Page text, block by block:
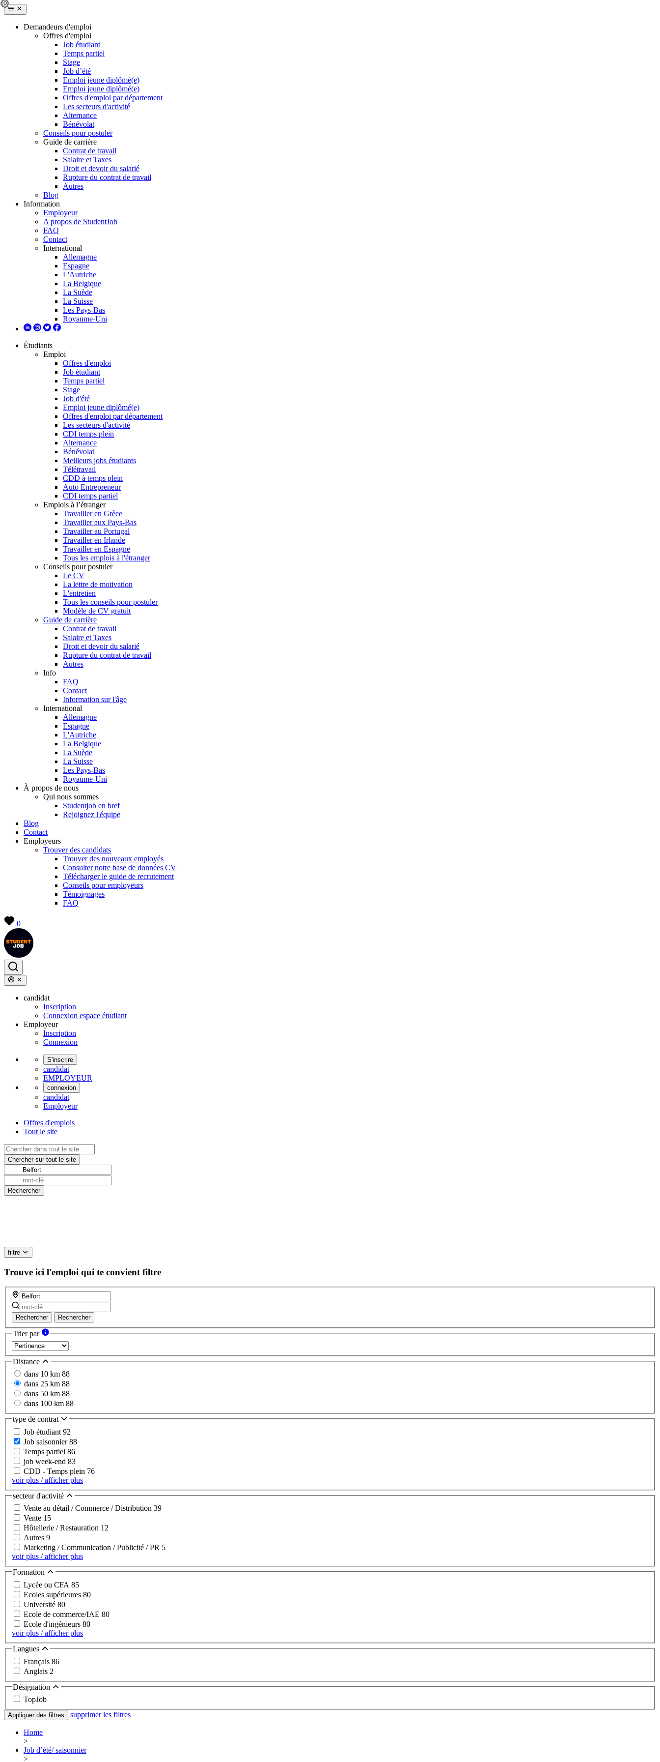
Demandeurs d'emploi
Offres d'emploi
Job étudiant
Temps partiel
Stage
Job d’été
Emploi jeune diplômé(e)
Emploi jeune diplômé(e)
Offres d'emploi par département
Les secteurs d'activité
Alternance
Bénévolat
Conseils pour postuler
Guide de carrière
Contrat de travail
Salaire et Taxes
Droit et devoir du salarié
Rupture du contrat de travail
Autres
Blog
Information
Employeur
A propos de StudentJob
FAQ
Contact
International
Allemagne
Espagne
L'Autriche
La Belgique
La Suède
La Suisse
Les Pays-Bas
Royaume-Uni
Étudiants
Emploi
Offres d'emploi
Job étudiant
Temps partiel
Stage
Job d'été
Emploi jeune diplômé(e)
Offres d'emploi par département
Les secteurs d'activité
CDI temps plein
Alternance
Bénévolat
Meilleurs jobs étudiants
Télétravail
CDD à temps plein
Auto Entrepreneur
CDI temps partiel
Emplois à l’étranger
Travailler en Grèce
Travailler aux Pays-Bas
Travailler au Portugal
Travailler en Irlande
Travailler en Espagne
Tous les emplois à l'étranger
Conseils pour postuler
Le CV
La lettre de motivation
L'entretien
Tous les conseils pour postuler
Modèle de CV gratuit
Guide de carrière
Contrat de travail
Salaire et Taxes
Droit et devoir du salarié
Rupture du contrat de travail
Autres
Info
FAQ
Contact
Information sur l'âge
International
Allemagne
Espagne
L'Autriche
La Belgique
La Suède
La Suisse
Les Pays-Bas
Royaume-Uni
À propos de nous
Qui nous sommes
Studentjob en bref
Rejoignez l'équipe
Blog
Contact
Employeurs
Trouver des candidats
Trouver des nouveaux employés
Consulter notre base de données CV
Télécharger le guide de recrutement
Conseils pour employeurs
Témoignages
FAQ
0
candidat
Inscription
Connexion espace étudiant
Employeur
Inscription
Connexion
S'inscrire
candidat
EMPLOYEUR
connexion
candidat
Employeur
Offres d'emplois
Tout le site
filtre
Trouve ici l'emploi qui te convient filtre
Rechercher Rechercher
Trier par
Distance
dans 10 km 88
dans 25 km 88
dans 50 km 88
dans 100 km 88
type de contrat
Job étudiant 92
Job saisonnier88
Temps partiel 86
job week-end 83
CDD - Temps plein 76
voir plus / afficher plus
secteur d'activité
Vente au détail / Commerce / Distribution 39
Vente 15
Hôtellerie / Restauration 12
Autres 9
Marketing / Communication / Publicité / PR 5
voir plus / afficher plus
Formation
Lycée ou CFA 85
Ecoles supérieures 80
Université 80
Ecole de commerce/IAE 80
Ecole d'ingénieurs 80
voir plus / afficher plus
Langues
Français 86
Anglais 2
Désignation
TopJob
Appliquer des filtres supprimer les filtres
Home
>
Job d’été/ saisonnier
>